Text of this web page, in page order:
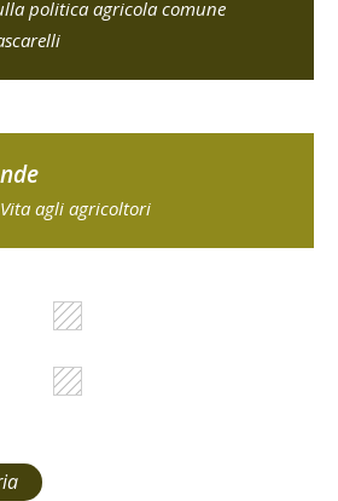
politica agricola comune
agli agricoltori